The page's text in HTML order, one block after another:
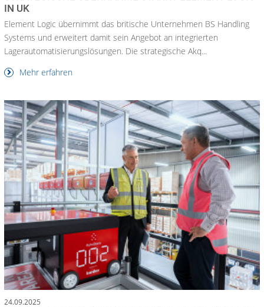
IN UK
Element Logic übernimmt das britische Unternehmen BS Handling
Systems und erweitert damit sein Angebot an integrierten
Lagerautomatisierungslösungen. Die strategische Akq...
Mehr erfahren
24.09.2025